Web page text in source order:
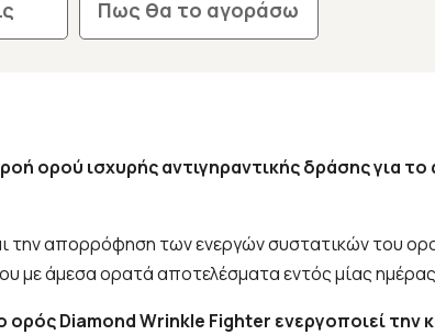
Πως θα το αγοράσω
ορού ισχυρής αντιγηραντικής δράσης για το
την απορρόφηση των ενεργών συστατικών του
με άμεσα ορατά αποτελέσματα εντός μίας
Diamond Wrinkle Fighter ενεργοποιεί την